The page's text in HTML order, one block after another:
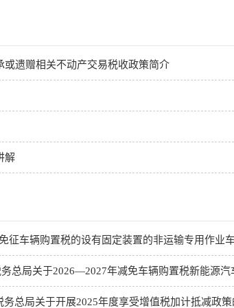
遗赠相关不动产交易税收政策简介
解
征车辆购置税的设有固定装置的非运输专用作业
总局关于2026—2027年减免车辆购置税新能源
总局关于开展2025年度享受增值税加计抵减政